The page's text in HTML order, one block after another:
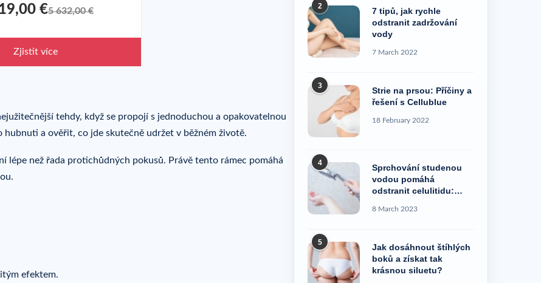
€5 632,00 €
Zjistit více
tehdy, když se propojí s jednoduchou a opakovatelnou
a ověřit, co jde skutečně udržet v běžném životě.
lépe než řada protichůdných pokusů. Právě tento rámec pomáhá
efektem.
2
7 tipů, jak rychle
odstranit zadržování
vody
7 March 2022
3
Strie na prsou: Příčiny a
řešení s Cellublue
18 February 2022
4
Sprchování studenou
vodou pomáhá
odstranit celulitidu:
8 March 2023
5
Jak dosáhnout štíhlých
boků a získat tak
krásnou siluetu?